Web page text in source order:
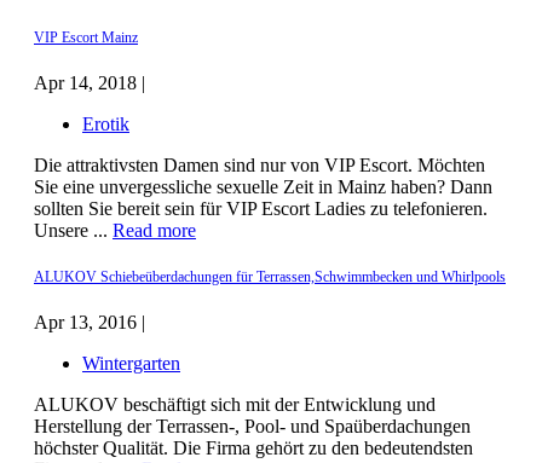
VIP Escort Mainz
Apr 14, 2018 |
Erotik
Die attraktivsten Damen sind nur von VIP Escort. Möchten
Sie eine unvergessliche sexuelle Zeit in Mainz haben? Dann
sollten Sie bereit sein für VIP Escort Ladies zu telefonieren.
Unsere ... Read more
ALUKOV Schiebeüberdachungen für Terrassen,Schwimmbecken und Whirlpools
Apr 13, 2016 |
Wintergarten
ALUKOV beschäftigt sich mit der Entwicklung und
Herstellung der Terrassen-, Pool- und Spaüberdachungen
höchster Qualität. Die Firma gehört zu den bedeutendsten